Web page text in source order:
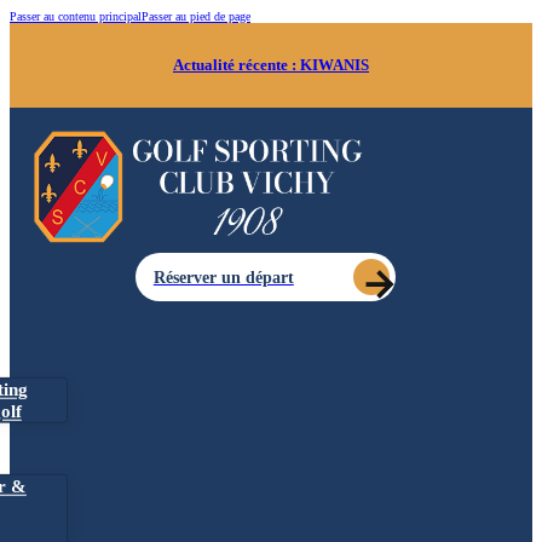
Passer au contenu principalPasser au pied de page
Actualité récente : KIWANIS
Réserver un départ
&